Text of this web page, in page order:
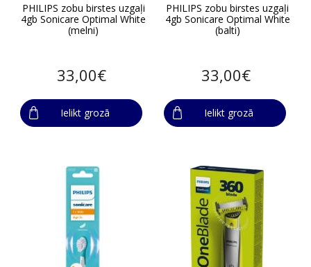
PHILIPS zobu birstes uzgaļi
4gb Sonicare Optimal White
(melni)
33,00€
Ielikt grozā
PHILIPS zobu birstes uzgaļi
4gb Sonicare Optimal White
(balti)
33,00€
Ielikt grozā